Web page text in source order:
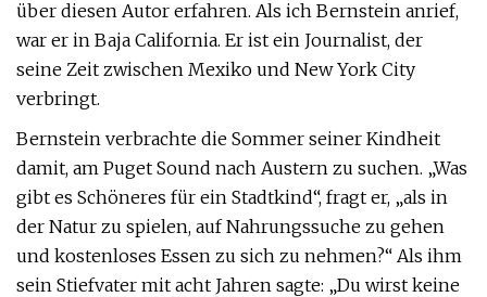
über diesen Autor erfahren. Als ich Bernstein anrief,
war er in Baja California. Er ist ein Journalist, der
seine Zeit zwischen Mexiko und New York City
verbringt.
Bernstein verbrachte die Sommer seiner Kindheit
damit, am Puget Sound nach Austern zu suchen. „Was
gibt es Schöneres für ein Stadtkind“, fragt er, „als in
der Natur zu spielen, auf Nahrungssuche zu gehen
und kostenloses Essen zu sich zu nehmen?“ Als ihm
sein Stiefvater mit acht Jahren sagte: „Du wirst keine